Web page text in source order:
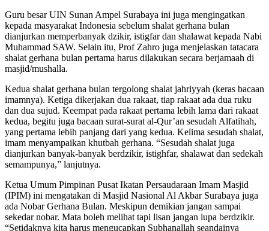
Guru besar UIN Sunan Ampel Surabaya ini juga mengingatkan
kepada masyarakat Indonesia sebelum shalat gerhana bulan
dianjurkan memperbanyak dzikir, istigfar dan shalawat kepada Nabi
Muhammad SAW. Selain itu, Prof Zahro juga menjelaskan tatacara
shalat gerhana bulan pertama harus dilakukan secara berjamaah di
masjid/mushalla.
Kedua shalat gerhana bulan tergolong shalat jahriyyah (keras bacaan
imamnya). Ketiga dikerjakan dua rakaat, tiap rakaat ada dua ruku
dan dua sujud. Keempat pada rakaat pertama lebih lama dari rakaat
kedua, begitu juga bacaan surat-surat al-Qur’an sesudah Alfatihah,
yang pertama lebih panjang dari yang kedua. Kelima sesudah shalat,
imam menyampaikan khutbah gerhana. “Sesudah shalat juga
dianjurkan banyak-banyak berdzikir, istighfar, shalawat dan sedekah
semampunya,” lanjutnya.
Ketua Umum Pimpinan Pusat Ikatan Persaudaraan Imam Masjid
(IPIM) ini mengatakan di Masjid Nasional Al Akbar Surabaya juga
ada Nobar Gerhana Bulan. Meskipun demikian jangan sampai
sekedar nobar. Mata boleh melihat tapi lisan jangan lupa berdzikir.
“Setidaknya kita harus mengucapkan Subhanallah seandainya